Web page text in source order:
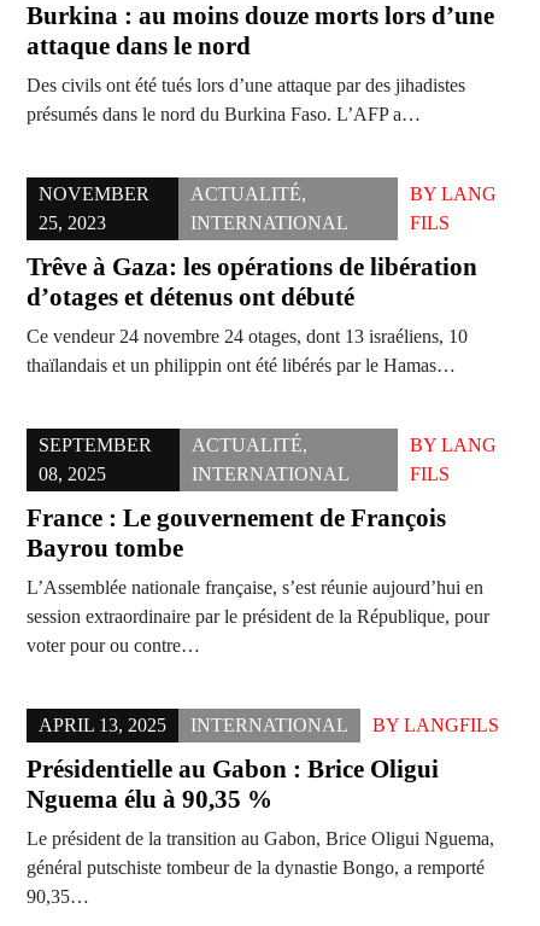
Burkina : au moins douze morts lors d’une
attaque dans le nord
Des civils ont été tués lors d’une attaque par des jihadistes
présumés dans le nord du Burkina Faso. L’AFP a…
NOVEMBER
25, 2023
ACTUALITÉ,
INTERNATIONAL
BY LANG
FILS
Trêve à Gaza: les opérations de libération
d’otages et détenus ont débuté
Ce vendeur 24 novembre 24 otages, dont 13 israéliens, 10
thaïlandais et un philippin ont été libérés par le Hamas…
SEPTEMBER
08, 2025
ACTUALITÉ,
INTERNATIONAL
BYLANG
FILS
France : Le gouvernement de François
Bayrou tombe
L’Assemblée nationale française, s’est réunie aujourd’hui en
session extraordinaire par le président de la République, pour
voter pour ou contre…
APRIL 13, 2025 INTERNATIONAL BY LANGFILS
Présidentielle au Gabon : Brice Oligui
Nguema élu à 90,35 %
Le président de la transition au Gabon, Brice Oligui Nguema,
général putschiste tombeur de la dynastie Bongo, a remporté
90,35…